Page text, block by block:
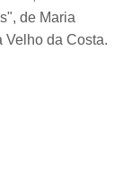
de Maria
Velho da Costa.